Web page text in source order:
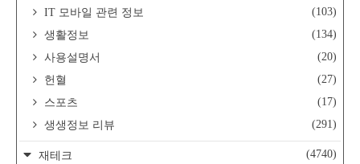
IT 모바일 관련 정보
(103)
생활정보
(134)
사용설명서
(20)
헌혈
(27)
스포츠
(17)
생생정보 리뷰
(291)
재테크
(4740)